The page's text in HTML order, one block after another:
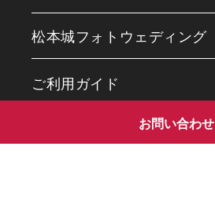
四柱神社フォトギャラリー
松本城フォトウェディング
ご利用ガイド
お問い合わせ